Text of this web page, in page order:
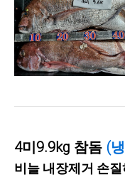
4미9.9kg 참돔 (
비늘 내장제거 손